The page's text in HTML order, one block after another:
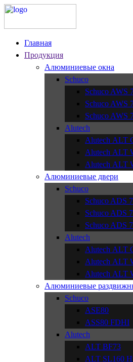
Главная
Продукция
Алюминиевые окна
Schuco
Schuco AWS
Schuco AWS
Schuco AWS
Alutech
Alutech АLT
Alutech АLT
Alutech АLT
Алюминиевые двери
Schuco
Schuco ADS
Schuco ADS
Schuco ADS
Alutech
Alutech АLT
Alutech АLT
Alutech АLT
Алюминиевые
Schuco
ASE80
ASS80 FDHI
Alutech
ALT BF73
ALT SL160